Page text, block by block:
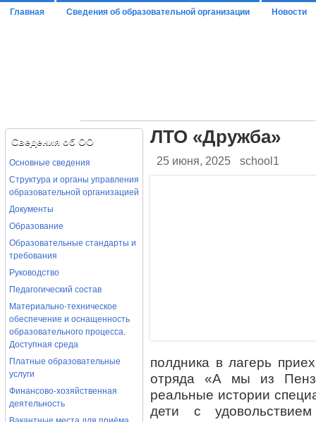
Главная Сведения об образовательной организации Новости
ОТЧЕТ О РЕЗУЛЬТАТАХ САМООБСЛЕДОВАНИЯ
ПРЕДПИСАНИЯ ОРГАНОВ,ОСУЩЕСТВЛЯЮЩИХ
МУНИЦИПАЛЬНОЕ ЗАДАНИЕ
АНКЕТА РУКОВОДИТЕЛЯ ОО
ОБРАЗОВАНИЕ РУКОВОДСТВО
Сведения об ОО
Основные сведения
Структура и органы управления
образовательной организацией
Документы
Образование
Образовательные стандарты и
требования
Руководство
Педагогический состав
Материально-техническое
обеспечение и оснащенность
образовательного процесса.
Доступная среда
Платные образовательные
услуги
Финансово-хозяйственная
деятельность
Вакантные места для приёма
ЛТО «Дружба»
25 июня, 2025 school1
полдника в лагерь
отряда «А мы из
реальные истории
дети с